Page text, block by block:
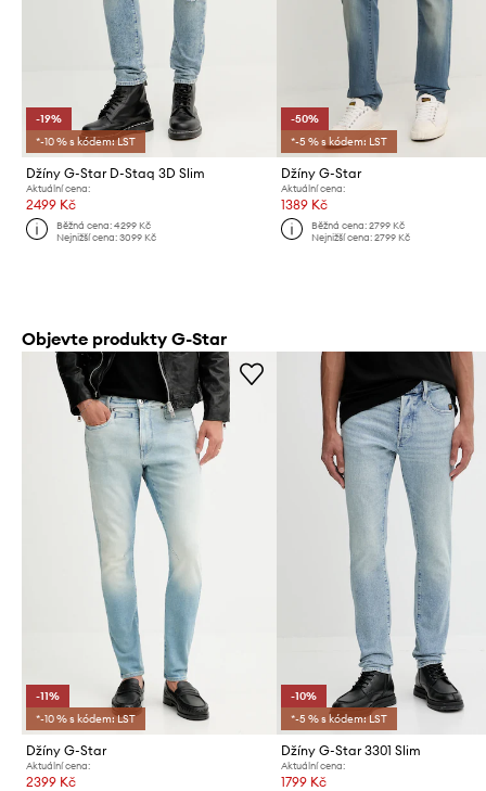
-19%
*-10 % s kódem: LST
Džíny G-Star D-Staq 3D Slim
Aktuální cena:
2499 Kč
Běžná cena:4299 Kč
Nejnižší cena:3099 Kč
-50%
*-5 % s kódem: LST
Džíny G-Star
Aktuální cena:
1389 Kč
Běžná cena: 2799 Kč
Nejnižší cena: 2799 Kč
Objevte produkty G-Star
-11%
*-10 % s kódem: LST
Džíny G-Star
Aktuální cena:
2399 Kč
-10%
*-5 % s kódem: LST
Džíny G-Star 3301 Slim
Aktuální cena:
1799 Kč